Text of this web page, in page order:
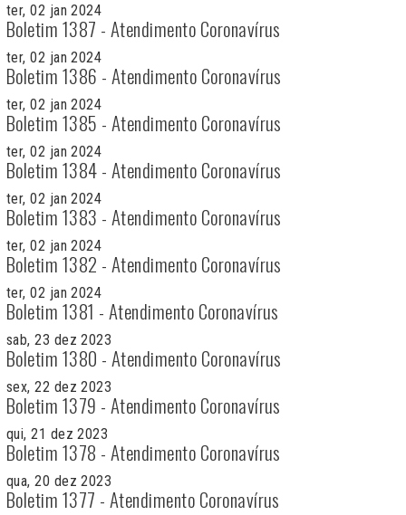
ter, 02 jan 2024
Boletim 1387 - Atendimento Coronavírus
ter, 02 jan 2024
Boletim 1386 - Atendimento Coronavírus
ter, 02 jan 2024
Boletim 1385 - Atendimento Coronavírus
ter, 02 jan 2024
Boletim 1384 - Atendimento Coronavírus
ter, 02 jan 2024
Boletim 1383 - Atendimento Coronavírus
ter, 02 jan 2024
Boletim 1382 - Atendimento Coronavírus
ter, 02 jan 2024
Boletim 1381 - Atendimento Coronavírus
sab, 23 dez 2023
Boletim 1380 - Atendimento Coronavírus
sex, 22 dez 2023
Boletim 1379 - Atendimento Coronavírus
qui, 21 dez 2023
Boletim 1378 - Atendimento Coronavírus
qua, 20 dez 2023
Boletim 1377 - Atendimento Coronavírus